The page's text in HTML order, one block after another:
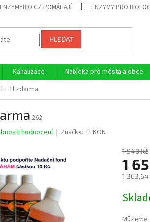
ENZYMYBIO.CZ POMÁHAJÍ ENZYMY PRO
HLEDAT
Kanalizace
Nabídka pro města a obce
+ 1l zdarma
262
hodnocení Značka: TEKON
1 940 Kč
1
1 363,64
cena: